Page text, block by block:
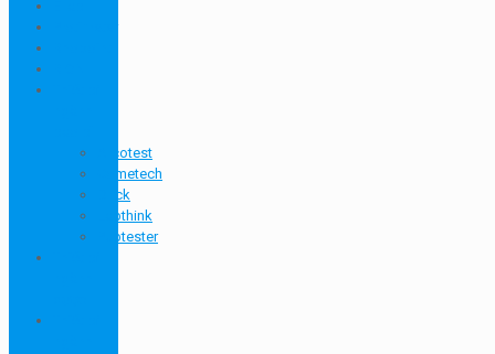
Arcotest
Cometech
Drick
Labthink
Pubtester